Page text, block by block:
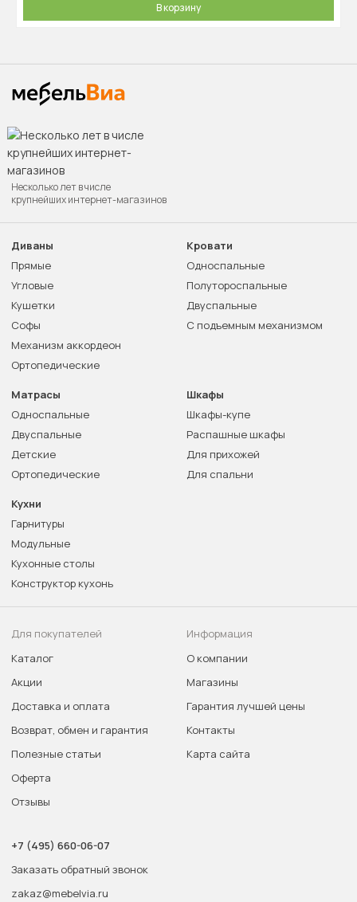
В корзину
Несколько лет в числе
крупнейших интернет-магазинов
Диваны
Прямые
Угловые
Кушетки
Софы
Механизм аккордеон
Ортопедические
Кровати
Односпальные
Полутороспальные
Двуспальные
С подъемным механизмом
Матрасы
Односпальные
Двуспальные
Детские
Ортопедические
Шкафы
Шкафы-купе
Распашные шкафы
Для прихожей
Для спальни
Кухни
Гарнитуры
Модульные
Кухонные столы
Конструктор кухонь
Для покупателей
Каталог
Акции
Доставка и оплата
Возврат, обмен и гарантия
Полезные статьи
Оферта
Отзывы
Информация
О компании
Магазины
Гарантия лучшей цены
Контакты
Карта сайта
+7 (495) 660-06-07
Заказать обратный звонок
zakaz@mebelvia.ru